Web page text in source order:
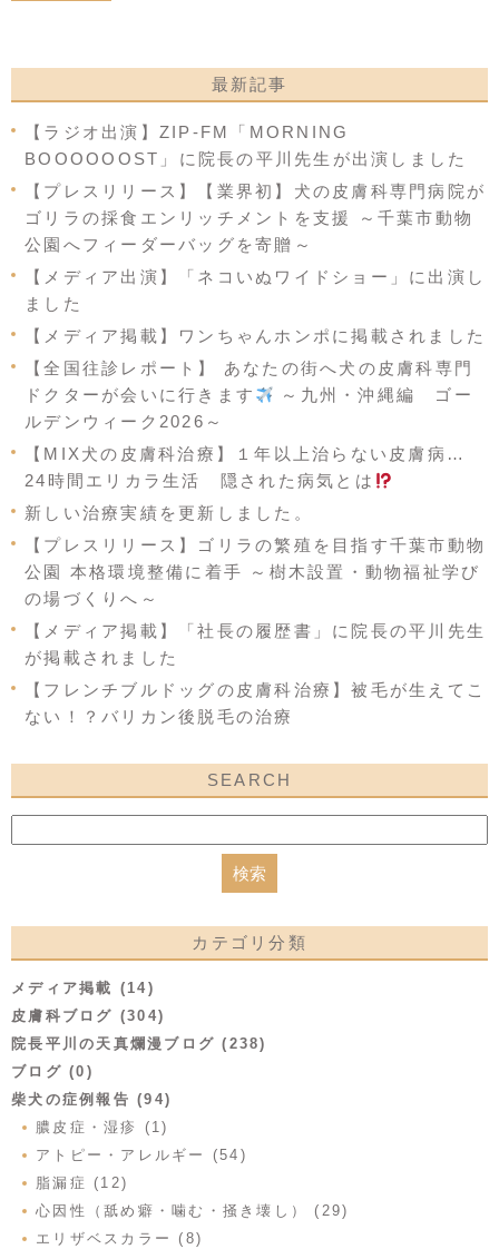
最新記事
【ラジオ出演】ZIP-FM「MORNING
BOOOOOOST」に院長の平川先生が出演しました
【プレスリリース】【業界初】犬の皮膚科専門病院が
ゴリラの採食エンリッチメントを支援 ～千葉市動物
公園へフィーダーバッグを寄贈～
【メディア出演】「ネコいぬワイドショー」に出演し
ました
【メディア掲載】ワンちゃんホンポに掲載されました
【全国往診レポート】 あなたの街へ犬の皮膚科専門
ドクターが会いに行きます
～九州・沖縄編 ゴー
ルデンウィーク2026～
【MIX犬の皮膚科治療】１年以上治らない皮膚病…
24時間エリカラ生活 隠された病気とは
新しい治療実績を更新しました。
【プレスリリース】ゴリラの繁殖を目指す千葉市動物
公園 本格環境整備に着手 ～樹木設置・動物福祉学び
の場づくりへ～
【メディア掲載】「社長の履歴書」に院長の平川先生
が掲載されました
【フレンチブルドッグの皮膚科治療】被毛が生えてこ
ない！？バリカン後脱毛の治療
SEARCH
カテゴリ分類
メディア掲載 (14)
皮膚科ブログ (304)
院長平川の天真爛漫ブログ (238)
ブログ (0)
柴犬の症例報告 (94)
膿皮症・湿疹 (1)
アトピー・アレルギー (54)
脂漏症 (12)
心因性（舐め癖・噛む・掻き壊し） (29)
エリザベスカラー (8)